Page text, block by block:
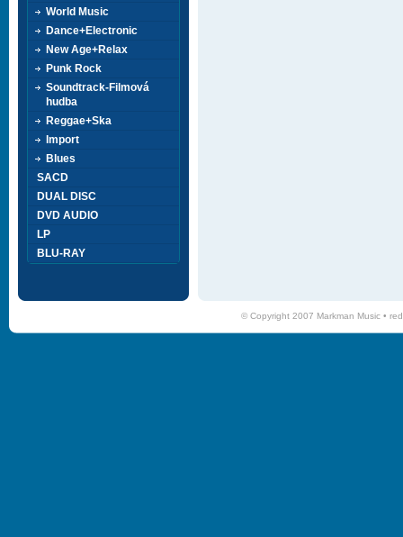
World Music
Dance+Electronic
New Age+Relax
Punk Rock
Soundtrack-Filmová
hudba
Reggae+Ska
Import
Blues
SACD
DUAL DISC
DVD AUDIO
LP
BLU-RAY
© Copyright 2007 Markman Music •